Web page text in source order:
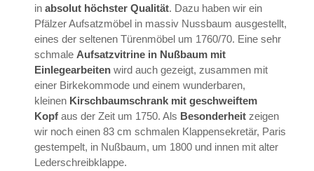
in absolut höchster Qualität. Dazu haben wir ein
Pfälzer Aufsatzmöbel in massiv Nussbaum ausgestellt,
eines der seltenen Türenmöbel um 1760/70. Eine sehr
schmale Aufsatzvitrine in Nußbaum mit
Einlegearbeiten wird auch gezeigt, zusammen mit
einer Birkekommode und einem wunderbaren,
kleinen Kirschbaumschrank mit geschweiftem
Kopf aus der Zeit um 1750. Als Besonderheit zeigen
wir noch einen 83 cm schmalen Klappensekretär, Paris
gestempelt, in Nußbaum, um 1800 und innen mit alter
Lederschreibklappe.